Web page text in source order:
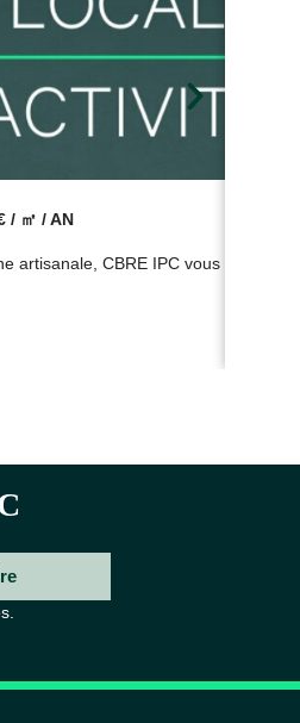
/ ㎡ / AN
artisanale, CBRE IPC vous